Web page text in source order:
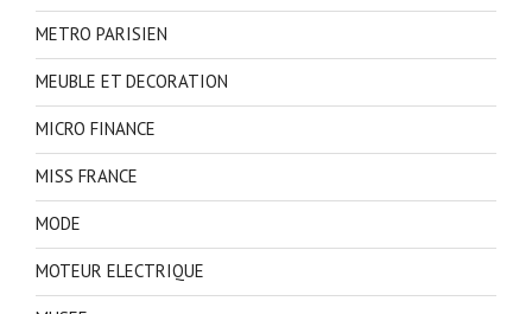
METRO PARISIEN
MEUBLE ET DECORATION
MICRO FINANCE
MISS FRANCE
MODE
MOTEUR ELECTRIQUE